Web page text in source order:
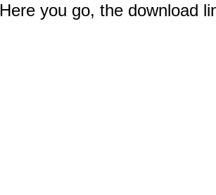
Here you go, the download